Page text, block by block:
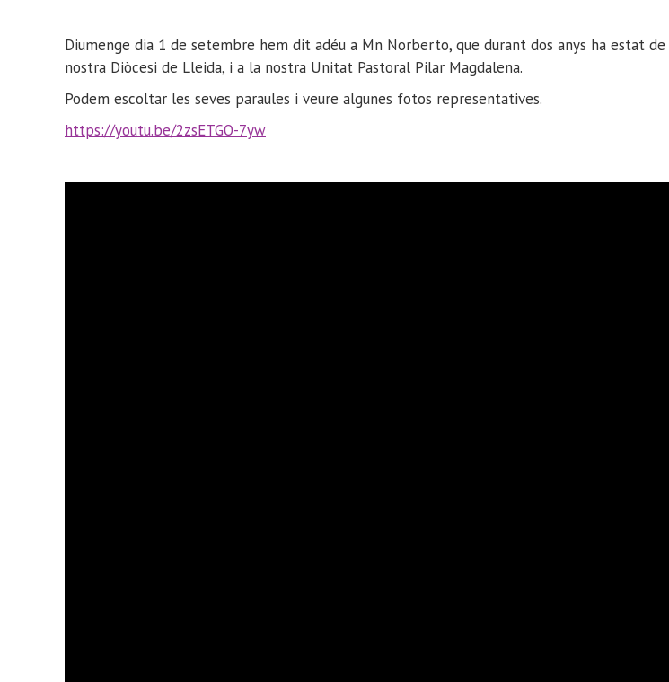
Diumenge dia 1 de setembre hem dit adéu a Mn Norberto, que durant dos anys ha estat
nostra Diòcesi de Lleida, i a la nostra Unitat Pastoral Pilar Magdalena.
Podem escoltar les seves paraules i veure algunes fotos representatives.
https://youtu.be/2zsETGO-7yw